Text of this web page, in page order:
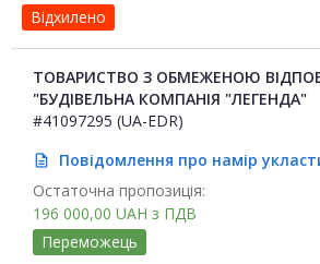
Відхилено
ТОВАРИСТВО З ОБМЕЖЕНОЮ
"БУДІВЕЛЬНА КОМПАНІЯ "ЛЕГЕНДА"
#41097295 (UA-EDR)
description
Повідомлення про намір
Остаточна пропозиція:
196 000,00 UAH з ПДВ
Переможець